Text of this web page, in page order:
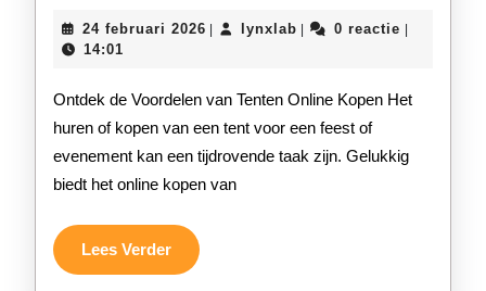
Voor
24 februari 2026 24
lynxlablynxlab0 reactie
14:01
Ontdek de Voordelen van Tenten Online Kopen Het
huren of kopen van een tent voor een feest of
evenement kan een tijdrovende taak zijn. Gelukkig
biedt het online kopen van
Lees VerderLees
Verder